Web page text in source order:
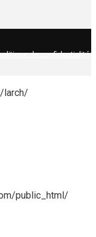
de confidentialité.
larch/
public_html/